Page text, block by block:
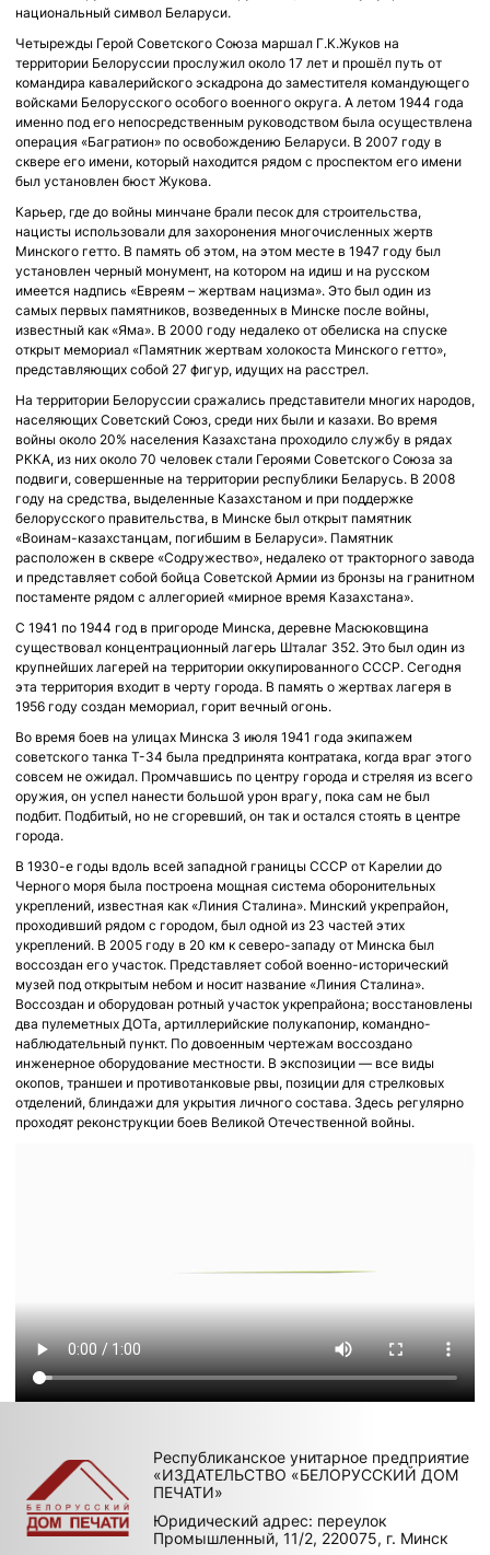
национальный символ Беларуси.
Четырежды Герой Советского Союза маршал Г.К.Жуков на
территории Белоруссии прослужил около 17 лет и прошёл путь от
командира кавалерийского эскадрона до заместителя командующего
войсками Белорусского особого военного округа. А летом 1944 года
именно под его непосредственным руководством была осуществлена
операция «Багратион» по освобождению Беларуси. В 2007 году в
сквере его имени, который находится рядом с проспектом его имени
был установлен бюст Жукова.
Карьер, где до войны минчане брали песок для строительства,
нацисты использовали для захоронения многочисленных жертв
Минского гетто. В память об этом, на этом месте в 1947 году был
установлен черный монумент, на котором на идиш и на русском
имеется надпись «Евреям – жертвам нацизма». Это был один из
самых первых памятников, возведенных в Минске после войны,
известный как «Яма». В 2000 году недалеко от обелиска на спуске
открыт мемориал «Памятник жертвам холокоста Минского гетто»,
представляющих собой 27 фигур, идущих на расстрел.
На территории Белоруссии сражались представители многих народов,
населяющих Советский Союз, среди них были и казахи. Во время
войны около 20% населения Казахстана проходило службу в рядах
РККА, из них около 70 человек стали Героями Советского Союза за
подвиги, совершенные на территории республики Беларусь. В 2008
году на средства, выделенные Казахстаном и при поддержке
белорусского правительства, в Минске был открыт памятник
«Воинам-казахстанцам, погибшим в Беларуси». Памятник
расположен в сквере «Содружество», недалеко от тракторного завода
и представляет собой бойца Советской Армии из бронзы на гранитном
постаменте рядом с аллегорией «мирное время Казахстана».
С 1941 по 1944 год в пригороде Минска, деревне Масюковщина
существовал концентрационный лагерь Шталаг 352. Это был один из
крупнейших лагерей на территории оккупированного СССР. Сегодня
эта территория входит в черту города. В память о жертвах лагеря в
1956 году создан мемориал, горит вечный огонь.
Во время боев на улицах Минска 3 июля 1941 года экипажем
советского танка Т-34 была предпринята контратака, когда враг этого
совсем не ожидал. Промчавшись по центру города и стреляя из всего
оружия, он успел нанести большой урон врагу, пока сам не был
подбит. Подбитый, но не сгоревший, он так и остался стоять в центре
города.
В 1930-е годы вдоль всей западной границы СССР от Карелии до
Черного моря была построена мощная система оборонительных
укреплений, известная как «Линия Сталина». Минский укрепрайон,
проходивший рядом с городом, был одной из 23 частей этих
укреплений. В 2005 году в 20 км к северо-западу от Минска был
воссоздан его участок. Представляет собой военно-исторический
музей под открытым небом и носит название «Линия Сталина».
Воссоздан и оборудован ротный участок укрепрайона; восстановлены
два пулеметных ДОТа, артиллерийские полукапонир, командно-
наблюдательный пункт. По довоенным чертежам воссоздано
инженерное оборудование местности. В экспозиции — все виды
окопов, траншеи и противотанковые рвы, позиции для стрелковых
отделений, блиндажи для укрытия личного состава. Здесь регулярно
проходят реконструкции боев Великой Отечественной войны.
Республиканское унитарное предприятие
«ИЗДАТЕЛЬСТВО «БЕЛОРУССКИЙ ДОМ
ПЕЧАТИ»
Юридический адрес: переулок
Промышленный, 11/2, 220075, г. Минск